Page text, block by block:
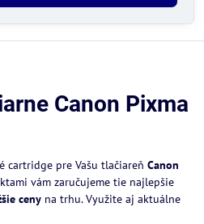
Canon Pixma
cartridge pre Vašu tlačiareň Canon
vám zaručujeme tie najlepšie
ceny na trhu. Využite aj aktuálne